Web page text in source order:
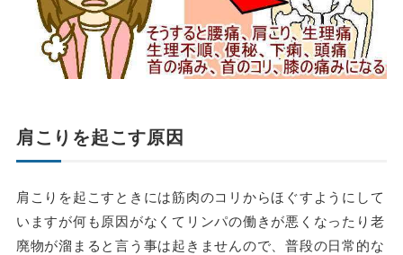
肩こりを起こす原因
肩こりを起こすときには筋肉のコリからほぐすようにして
いますが何も原因がなくてリンパの働きが悪くなったり老
廃物が溜まると言う事は起きませんので、普段の日常的な